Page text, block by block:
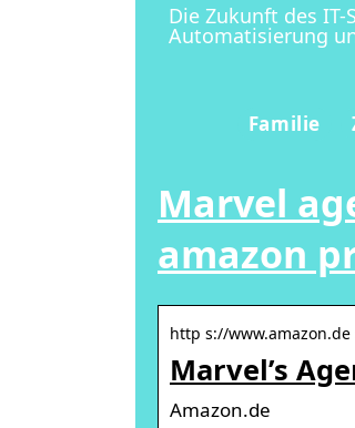
Die Zukunft des IT-
Automatisierung
Familie
Marvel
amazon
http s://www.amazon.de
Marvel’s
Amazon.de